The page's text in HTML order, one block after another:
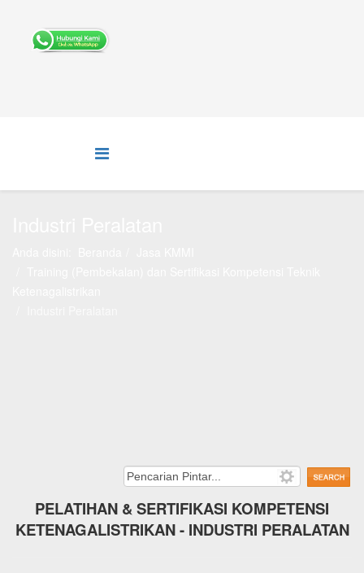
PELATIHAN &SERTIFIKASI KOMPETENSI
KETENAGALISTRIKAN - INDUSTRI PERALATAN